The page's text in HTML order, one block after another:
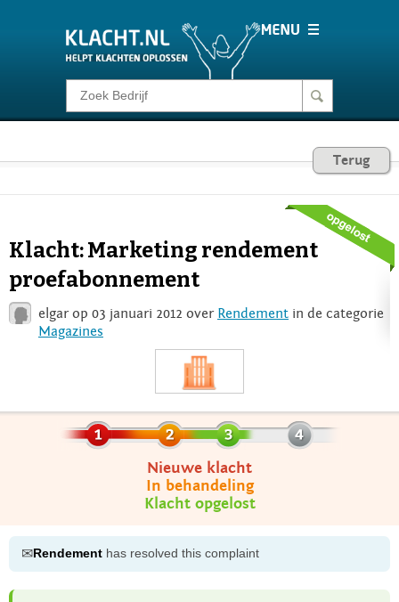
Klacht melden
Consumentenrecht
Voor Bedrijven
Login
Terug
Klacht: Marketing rendement
proefabonnement
elgar op 03 januari 2012 over Rendement in de categorie
Magazines
Nieuwe klacht
In behandeling
Klacht opgelost
✉Rendement has resolved this complaint